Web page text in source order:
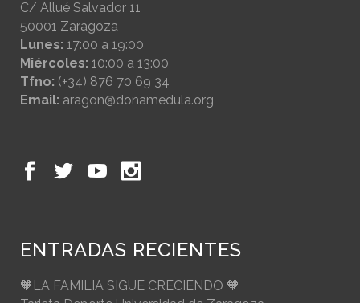
C/ Allué Salvador 11
50001 Zaragoza
Lunes: 17:00 a 19:00
Miércoles: 10:00 a 13:00
Tfno: (+34) 876 70 69 34
Email: aragon@donamedula.org
ENTRADAS RECIENTES
🧡LA FAMILIA SIGUE CRECIENDO 🧡